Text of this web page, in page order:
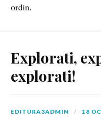
ordin.
Explorati,
explorati!
EDITURA3ADMIN 18